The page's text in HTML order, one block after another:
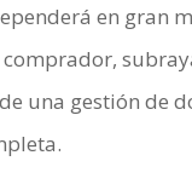
en gran
una gestión de